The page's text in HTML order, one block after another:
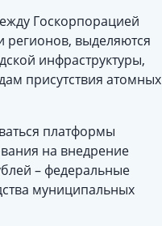
Госкорпорацией
регионов, выделяются
инфраструктуры,
присутствия атомных
платформы
на внедрение
– федеральные
муниципальных